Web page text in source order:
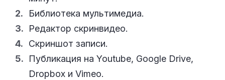
Библиотека мультимедиа.
Редактор скринвидео.
Скриншот записи.
Публикация на Youtube, Google Drive,
Dropbox и Vimeo.